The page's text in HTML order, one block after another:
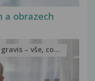
obrazech
– vše, co...